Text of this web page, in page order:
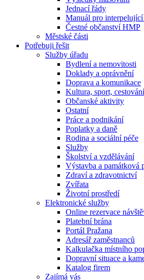
Jednací řády
Manuál pro
Čestné občanství HMP
Městské části
Potřebuji řešit
Služby úřadu
Bydlení a nemovitosti
Doklady a oprávnění
Doprava a komunikace
Kultura, sport,
Občanské aktivity
Ostatní
Práce a podnikání
Poplatky a daně
Rodina a sociální péče
Služby
Školství a vzdělávání
Výstavba a památková
Zdraví a zdravotnictví
Zvířata
Životní prostředí
Elektronické služby
Online rezervace
Platební brána
Portál Pražana
Adresář zaměstnanců
Kalkulačka místního
Dopravní situace a
Katalog firem
Zajímá vás